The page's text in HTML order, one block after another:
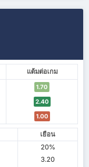
แต้มต่อเกม
1.70
2.40
1.00
เยือน
20%
3.20